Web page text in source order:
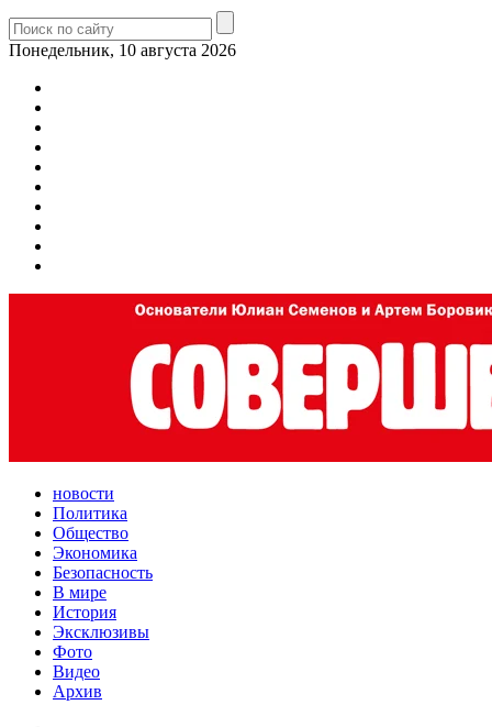
Понедельник, 10 августа 2026
новости
Политика
Общество
Экономика
Безопасность
В мире
История
Эксклюзивы
Фото
Видео
Архив